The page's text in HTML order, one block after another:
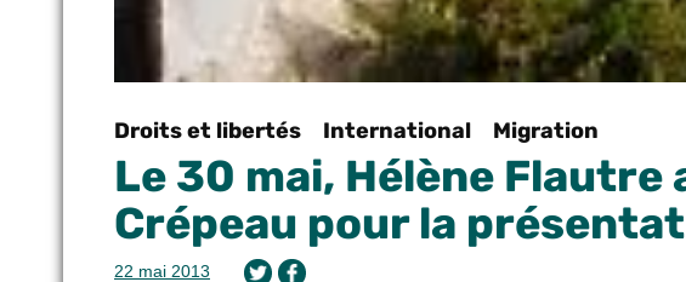
Droits et libertés International Migration
Le 30 mai, Hélène Flautre
Crépeau pour la
22 mai 2013